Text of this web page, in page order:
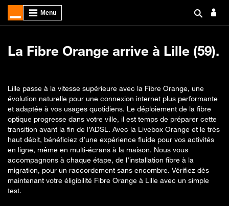
La Fibre Orange arrive à Lille (59).
Lille passe à la vitesse supérieure avec la Fibre Orange, une
évolution naturelle pour une connexion internet plus performante
et adaptée à vos usages quotidiens. Le déploiement de la fibre
optique progresse dans votre ville, il est temps de préparer cette
transition avant la fin de l’ADSL. Avec la Livebox Orange et le très
haut débit, bénéficiez d’une expérience fluide pour vos activités
en ligne, même en multi-écrans à la maison. Nous vous
accompagnons à chaque étape, de l’installation fibre à la
migration, pour un raccordement sans encombre. Vérifiez dès
maintenant votre éligibilité Fibre Orange à Lille avec un simple
test.